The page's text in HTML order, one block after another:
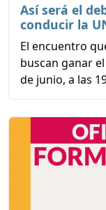
Así será el
conducir la
El encuentro
buscan ganar
de junio, a las